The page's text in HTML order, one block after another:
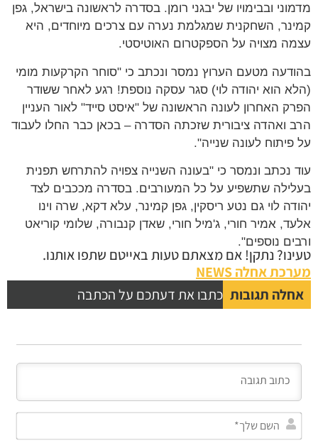
מדמוני ובבימויו של יבגני רומן. בסדרה לראשונה בישראל, גפן
קמינר, השחקנית שמגלמת נערה עם צרכים מיוחדים, היא
עצמה מצויה על הספקטרום האוטיסטי.
בהודעה מטעם הערוץ נמסר ונכתב כי "סוחר הקרקעות מומי
(הלא הוא יהודה לוי) סגר עסקה נוספת! רגע לאחר ששודר
הפרק האחרון לעונה הראשונה של "איסט סייד" לאור העניין
הרב ואהדה ציבורית שזכתה הסדרה – בכאן כבר החלו לעבוד
על פיתוח לעונה שנייה".
עוד נכתב ונמסר כי "בעונה השנייה צפויה להתרחש תפנית
בעלילה שתשפיע על כל המעורבים. בסדרה מככבים לצד
יהודה לוי גם נטע ריסקין, גפן קמינר, עלא דקא, שרה וינו
אלעד, אמיר חורי, ג'מיל חורי, שאדן קנבורה, שלומי קוריאט
ורבים נוספים".
טעינו? נתקן! אם מצאתם טעות באייטם שתפו אותנו.
מערכת אחלה NEWS
אחלה תגובות כתבו את דעתכם על הכתבה